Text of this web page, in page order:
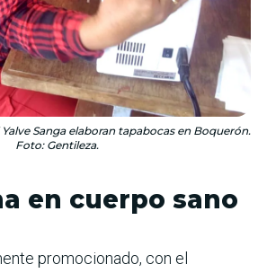
Sanga elaboran tapabocas en Boquerón.
Foto: Gentileza.
en cuerpo sano
promocionado, con el